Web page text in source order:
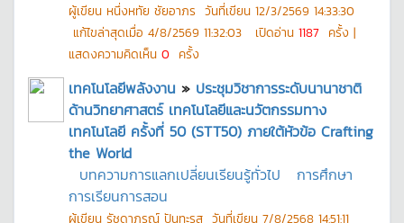
ผู้เขียน หนึ่งหทัย ชัยอาภร วันที่เขียน 12/3/2569 14:33:30
แก้ไขล่าสุดเมื่อ 4/8/2569 11:32:03 เปิดอ่าน 1187 ครั้ง |
แสดงความคิดเห็น 0 ครั้ง
เทคโนโลยีพลังงาน » ประชุมวิชาการระดับนานาชาติ
ด้านวิทยาศาสตร์ เทคโนโลยีและนวัตกรรมทาง
เทคโนโลยี ครั้งที่ 50 (STT50) ภายใต้หัวข้อ Crafting
the World
บทความการแลกเปลี่ยนเรียนรู้ทั่วไป
การศึกษา
การเรียนการสอน
ผู้เขียน รัชดาภรณ์ ปันทะรส วันที่เขียน 7/8/2568 14:51:11